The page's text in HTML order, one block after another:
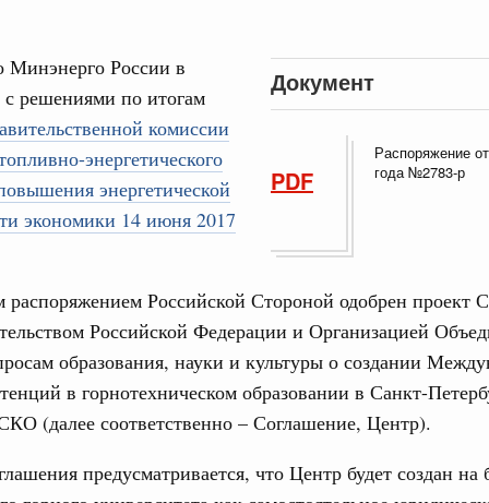
Документ
PDF
Распоряжение
года №2783-р
Минэнерго России в
с решениями по итогам
комиссии
энергетического
энергетической
экономики 14 июня 2017
Российской Стороной одобрен проект
Российской Федерации и Организацией
образования, науки и культуры о создании
в горнотехническом образовании в Санкт-
(далее соответственно – Соглашение, Центр).
предусматривается, что Центр будет создан на
благополучие»
Омской области в рамках
р
понедельник
Защита прав потребителей
по развитию цифровых платформ
р
июля, пятница
граждан
более 7,4 млрд рублей на предоставление
ЖКУ отдельным категориям граждан
р
отношения
Календарь
Для